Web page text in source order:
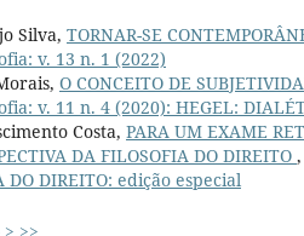
Silva, TORNAR-SE
v. 13 n. 1 (2022)
O CONCEITO DE
v. 11 n. 4 (2020): HEGEL:
Costa, PARA UM EXAME
DA FILOSOFIA DO DIREITO ,
DO DIREITO: edição especial
> >>